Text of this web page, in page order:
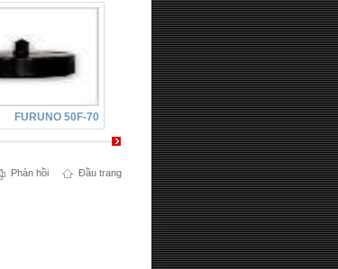
FURUNO 50F-70 FURUNO 28F-72
Phản hồi Đầu trang